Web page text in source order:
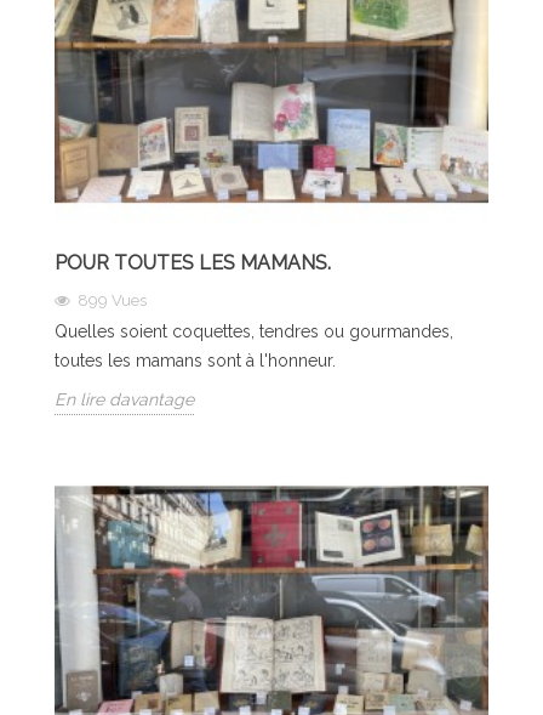
POUR TOUTES LES MAMANS.
899 Vues
Quelles soient coquettes, tendres ou gourmandes,
toutes les mamans sont à l'honneur.
En lire davantage